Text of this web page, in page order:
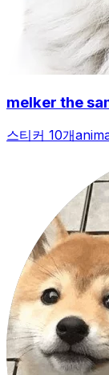
melker the
스티커 10개